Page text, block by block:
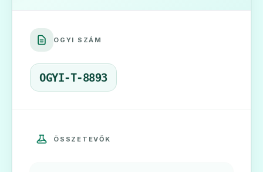
🧠
Convulex 50 mg/ml szirup gyermekeknek
ADATLAP
OGYI SZÁM
OGYI-T-8893
ÖSSZETEVŐK